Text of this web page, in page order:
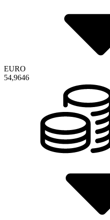
EURO
54,9646